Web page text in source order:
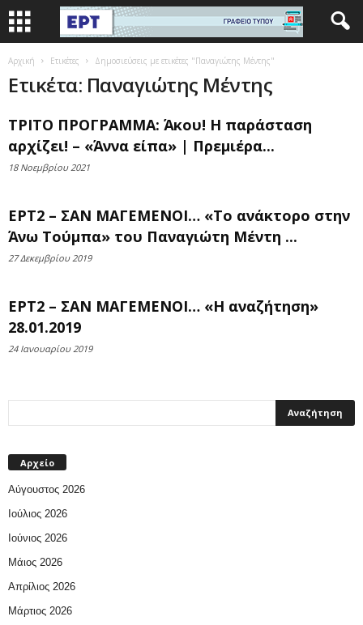
Αρχική Ετικέτες Δημοσιεύσεις με ετικέτες "Παναγιώτης Μέντης"
Ετικέτα: Παναγιώτης Μέντης
ΤΡΙΤΟ ΠΡΟΓΡΑΜΜΑ: Άκου! Η παράσταση
αρχίζει! – «Άννα είπα» | Πρεμιέρα...
18 Νοεμβρίου 2021
ΕΡΤ2 – ΣΑΝ ΜΑΓΕΜΕΝΟΙ… «Το ανάκτορο στην
Άνω Τούμπα» του Παναγιώτη Μέντη ...
27 Δεκεμβρίου 2019
ΕΡΤ2 – ΣΑΝ ΜΑΓΕΜΕΝΟΙ… «Η αναζήτηση»
28.01.2019
24 Ιανουαρίου 2019
Αρχείο
Αύγουστος 2026
Ιούλιος 2026
Ιούνιος 2026
Μάιος 2026
Απρίλιος 2026
Μάρτιος 2026